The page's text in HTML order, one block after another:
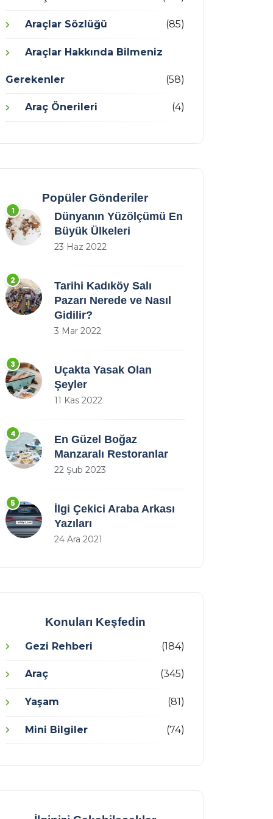
Araçlar Sözlüğü (85)
Araçlar Hakkında Bilmeniz
Gerekenler (58)
Araç Önerileri (4)
Popüler Gönderiler
1
Dünyanın Yüzölçümü En
Büyük Ülkeleri
23 Haz 2022
2
Tarihi Kadıköy Salı
Pazarı Nerede ve Nasıl
Gidilir?
3 Mar 2022
3
Uçakta Yasak Olan
Şeyler
11 Kas 2022
4
En Güzel Boğaz
Manzaralı Restoranlar
22 Şub 2023
5
İlgi Çekici Araba Arkası
Yazıları
24 Ara 2021
Konuları Keşfedin
Gezi Rehberi (184)
Araç (345)
Yaşam (81)
Mini Bilgiler (74)